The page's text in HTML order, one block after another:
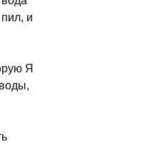
и
Я